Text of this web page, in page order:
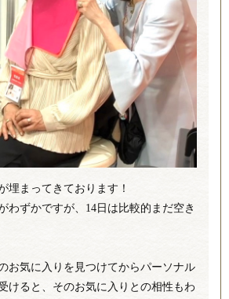
埋まってきております！
わずかですが、14日は比較的まだ空き
お気に入りを見つけてからパーソナル
けると、そのお気に入りとの相性もわ